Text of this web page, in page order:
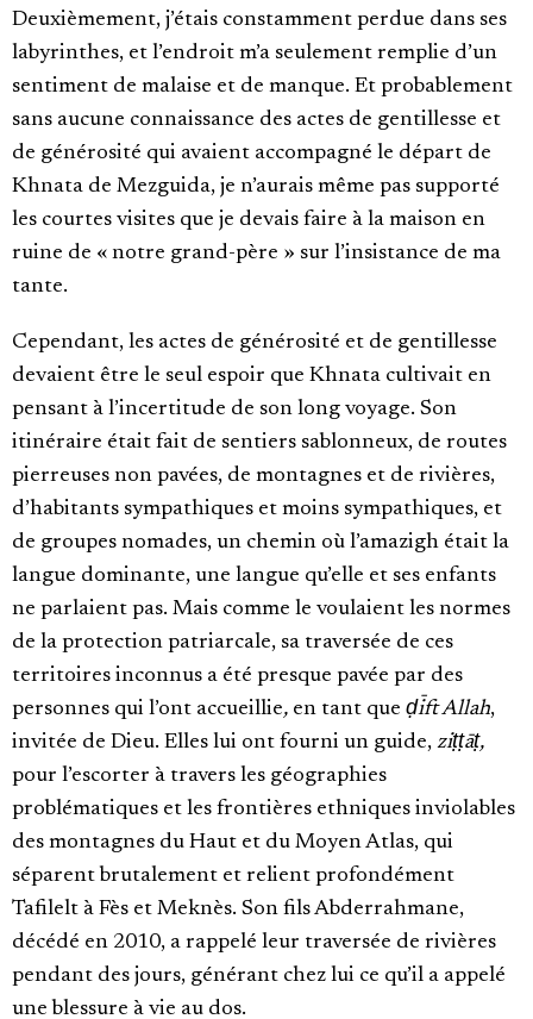
Deuxièmement, j’étais constamment perdue dans ses
labyrinthes, et l’endroit m’a seulement remplie d’un
sentiment de malaise et de manque. Et probablement
sans aucune connaissance des actes de gentillesse et
de générosité qui avaient accompagné le départ de
Khnata de Mezguida, je n’aurais même pas supporté
les courtes visites que je devais faire à la maison en
ruine de « notre grand-père » sur l’insistance de ma
tante.
Cependant, les actes de générosité et de gentillesse
devaient être le seul espoir que Khnata cultivait en
pensant à l’incertitude de son long voyage. Son
itinéraire était fait de sentiers sablonneux, de routes
pierreuses non pavées, de montagnes et de rivières,
d’habitants sympathiques et moins sympathiques, et
de groupes nomades, un chemin où l’amazigh était la
langue dominante, une langue qu’elle et ses enfants
ne parlaient pas. Mais comme le voulaient les normes
de la protection patriarcale, sa traversée de ces
territoires inconnus a été presque pavée par des
personnes qui l’ont accueillie, en tant que ḍīft Allah,
invitée de Dieu. Elles lui ont fourni un guide, ziṭṭāṭ,
pour l’escorter à travers les géographies
problématiques et les frontières ethniques inviolables
des montagnes du Haut et du Moyen Atlas, qui
séparent brutalement et relient profondément
Tafilelt à Fès et Meknès. Son fils Abderrahmane,
décédé en 2010, a rappelé leur traversée de rivières
pendant des jours, générant chez lui ce qu’il a appelé
une blessure à vie au dos.